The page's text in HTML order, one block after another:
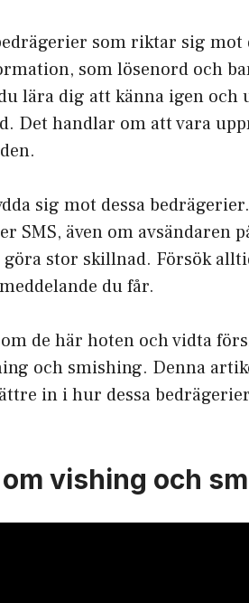
som riktar sig
som lösenord och
lära dig att känna igen och
Det handlar om att vara
sig mot dessa
SMS, även om avsändaren
stor skillnad. Försök
du får.
de här hoten och vidta
och smishing. Denna
in i hur dessa
vishing och